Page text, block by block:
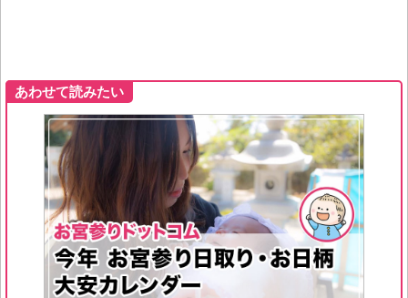
あわせて読みたい